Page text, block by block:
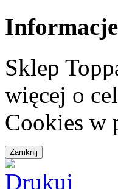
Sklep
więcej o
Cookies w